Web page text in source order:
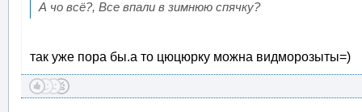
А чо всё?, Все впали в зимнюю спячку?
так уже пора бы.а то цюцюрку можна видморозыты=)